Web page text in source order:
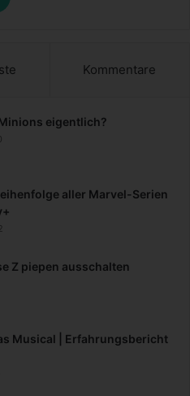
Kommentare
eigentlich?
aller Marvel-Serien
Z piepen ausschalten
Musical | Erfahrungsbericht